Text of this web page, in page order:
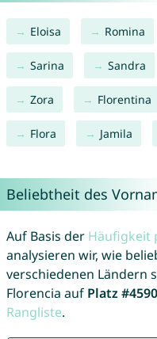
Eloisa Romina
Sarina Sandra
Zora Florentina
Flora Jamila
Beliebtheit des
Auf Basis der Häufigkeit
analysieren wir, wie
verschiedenen Ländern
Florencia auf Platz #4590
Rangliste.